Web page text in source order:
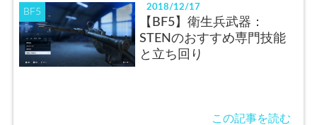
BF5 2018/12/17
【BF5】衛生兵武器：
STENのおすすめ専門技能
と立ち回り
この記事を読む